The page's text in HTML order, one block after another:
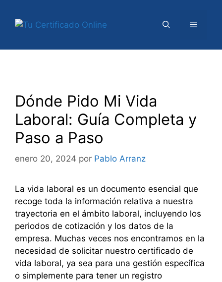
contenido
Menú
Dónde Pido Mi Vida
Laboral: Guía Completa y
Paso a Paso
enero 20, 2024 por Pablo Arranz
La vida laboral es un documento esencial que
recoge toda la información relativa a nuestra
trayectoria en el ámbito laboral, incluyendo los
periodos de cotización y los datos de la
empresa. Muchas veces nos encontramos en la
necesidad de solicitar nuestro certificado de
vida laboral, ya sea para una gestión específica
o simplemente para tener un registro